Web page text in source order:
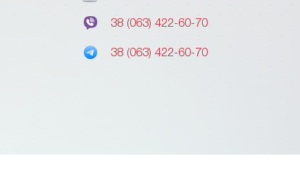
38 (063) 422-60-70
38 (063) 422-60-70